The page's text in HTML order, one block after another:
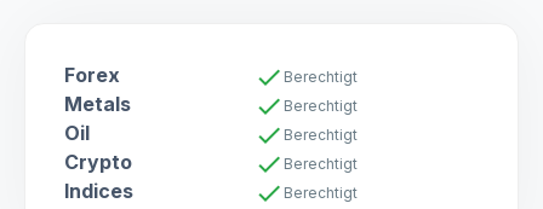
Forex check Berechtigt
Metals check Berechtigt
Oil check Berechtigt
Crypto check Berechtigt
Indices check Berechtigt